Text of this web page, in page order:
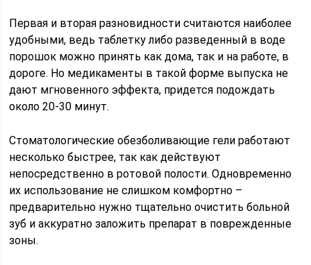
Первая и вторая разновидности считаются наиболее
удобными, ведь таблетку либо разведенный в воде
порошок можно принять как дома, так и на работе, в
дороге. Но медикаменты в такой форме выпуска не
дают мгновенного эффекта, придется подождать
около 20-30 минут.
Стоматологические обезболивающие гели работают
несколько быстрее, так как действуют
непосредственно в ротовой полости. Одновременно
их использование не слишком комфортно –
предварительно нужно тщательно очистить больной
зуб и аккуратно заложить препарат в поврежденные
зоны.